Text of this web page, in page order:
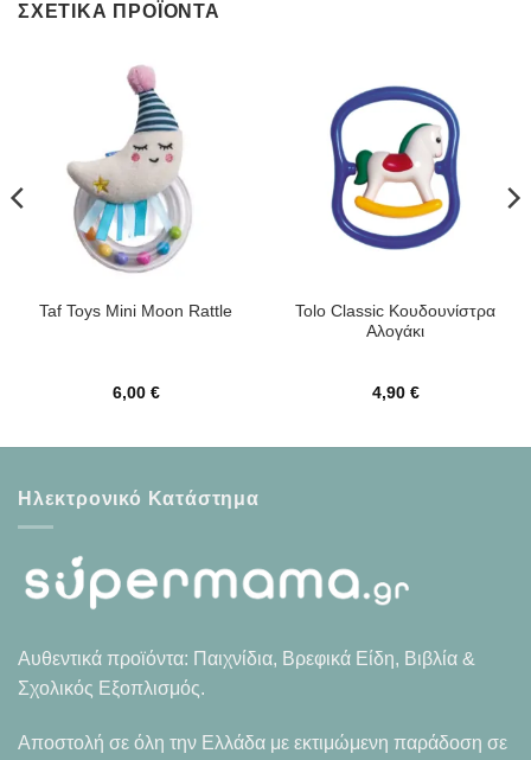
ΣΧΕΤΙΚΆ ΠΡΟΪΌΝΤΑ
Taf Toys Mini Moon Rattle
6,00 €
Tolo Classic Κουδουνίστρα
Αλογάκι
4,90 €
Ηλεκτρονικό Κατάστημα
Αυθεντικά προϊόντα: Παιχνίδια, Βρεφικά Είδη, Βιβλία &
Σχολικός Εξοπλισμός.
Αποστολή σε όλη την Ελλάδα με εκτιμώμενη παράδοση σε